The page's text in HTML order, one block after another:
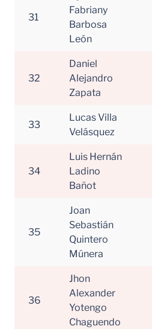
31
Fabriany
Barbosa
León
32
Daniel
Alejandro
Zapata
33
Lucas Villa
Velásquez
34
Luis Hernán
Ladino
Bañot
35
Joan
Sebastián
Quintero
Múnera
36
Jhon
Alexander
Yotengo
Chaguendo